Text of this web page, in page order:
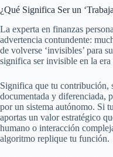
¿Qué Significa Ser un
La experta en finanzas
advertencia contundente:
de volverse ‘invisibles’ para
significa ser invisible en la
Significa que tu contribución,
documentada y diferenciada,
por un sistema autónomo. Si
aportas un valor estratégico
humano o interacción
algoritmo replique tu función.